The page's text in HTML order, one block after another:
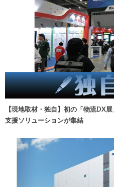
【現地取材・独自】初の「物流DX
支援ソリューションが集結